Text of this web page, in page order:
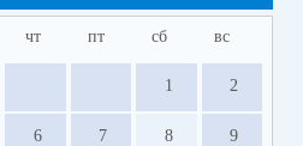
чт пт сб вс
1 2
6 7 8 9